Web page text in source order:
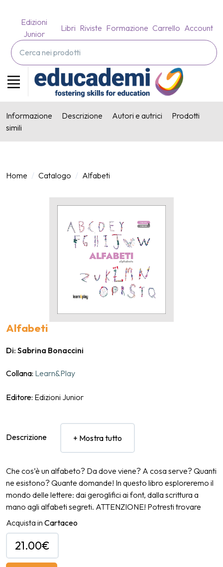
Edizioni
Junior
Libri Riviste Formazione Carrello Account
Informazione Descrizione Autori e autrici
Prodotti
simili
Home Catalogo Alfabeti
Alfabeti
Di: Sabrina Bonaccini
Collana: Learn&Play
Editore: Edizioni Junior
Descrizione + Mostra tutto
Che cos’è un alfabeto? Da dove viene? A cosa serve? Quanti
ne esistono? Quante domande! In questo libro esploreremo il
mondo delle lettere: dai geroglifici ai font, dalla scrittura a
mano agli alfabeti segreti. ATTENZIONE! Potresti trovare
lettere misteriose nascoste tra queste pagine!
Acquista in Cartaceo
21.00€